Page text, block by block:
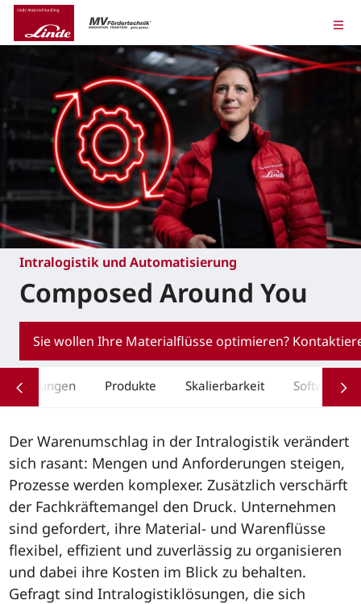
Intralogistik und Automatisierung
Composed Around You
Sie wollen Ihre Materialflüsse optimieren?
Leistungen Produkte Skalierbarkeit Software
Der Warenumschlag in der Intralogistik verändert
sich rasant: Mengen und Anforderungen steigen,
Prozesse werden komplexer. Zusätzlich verschärft
der Fachkräftemangel den Druck. Unternehmen
sind gefordert, ihre Material- und Warenflüsse
flexibel, effizient und zuverlässig zu organisieren
und dabei ihre Kosten im Blick zu behalten.
Gefragt sind Intralogistiklösungen, die sich